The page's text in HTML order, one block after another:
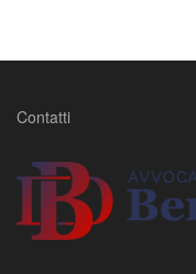
Contatti